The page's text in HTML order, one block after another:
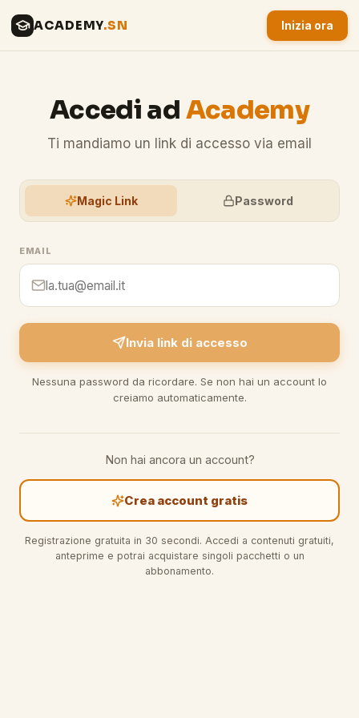
ACADEMY.SN Inizia ora
Accedi ad Academy
Ti mandiamo un link di accesso via email
Magic Link Password
EMAIL
Invia link di accesso
Nessuna password da ricordare. Se non hai un account lo
creiamo automaticamente.
Non hai ancora un account?
Crea account gratis
Registrazione gratuita in 30 secondi. Accedi a contenuti gratuiti,
anteprime e potrai acquistare singoli pacchetti o un
abbonamento.